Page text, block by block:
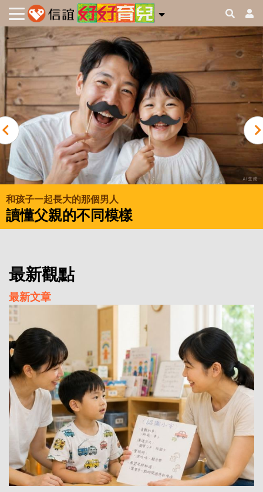
和孩子一起長大的那個男人
讀懂父親的不同模樣
Previous
最新觀點
最新文章